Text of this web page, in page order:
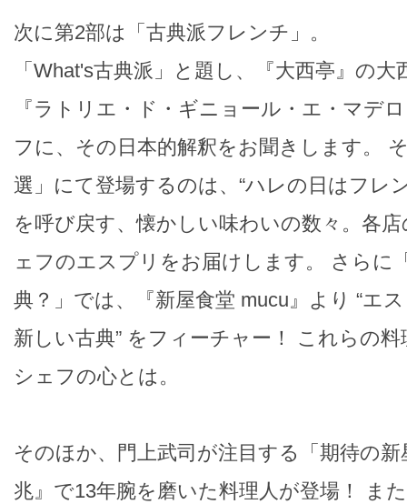
次に第2部は「古典派フレンチ」。
「What's古典派」と題し、『大西亭』の
『ラトリエ・ド・ギニョール・エ・マデ
フに、その日本的解釈をお聞きします。
選」にて登場するのは、“ハレの日はフレ
を呼び戻す、懐かしい味わいの数々。各
ェフのエスプリをお届けします。 さらに
典？」では、『新屋食堂 mucu』より “エ
新しい古典” をフィーチャー！ これらの
シェフの心とは。
そのほか、門上武司が注目する「期待の
兆』で13年腕を磨いた料理人が登場！ ま